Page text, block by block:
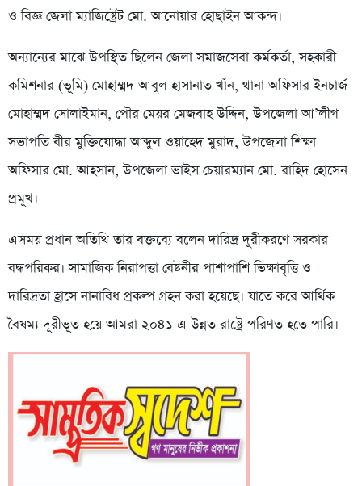
ও বিজ্ঞ জেলা ম্যাজিষ্ট্রেট মো. আনোয়ার হোছাইন আকন্দ।
অন্যান্যের মাঝে উপস্থিত ছিলেন জেলা সমাজসেবা কর্মকর্তা, সহকারী
কমিশনার (ভূমি) মোহাম্মদ আবুল হাসানাত খাঁন, থানা অফিসার ইনচার্জ
মোহাম্মদ সোলাইমান, পৌর মেয়র মেজবাহ উদ্দিন, উপজেলা আ’লীগ
সভাপতি বীর মুক্তিযোদ্ধা আব্দুল ওয়াহেদ মুরাদ, উপজেলা শিক্ষা
অফিসার মো. আহসান, উপজেলা ভাইস চেয়ারম্যান মো. রাহিদ হোসেন
প্রমূখ।
এসময় প্রধান অতিথি তার বক্তব্যে বলেন দারিদ্র দূরীকরণে সরকার
বদ্ধপরিকর। সামাজিক নিরাপত্তা বেষ্টনীর পাশাপাশি ভিক্ষাবৃত্তি ও
দারিদ্রতা হ্রাসে নানাবিধ প্রকল্প গ্রহন করা হয়েছে। যাতে করে আর্থিক
বৈষম্য দূরীভূত হয়ে আমরা ২০৪১ এ উন্নত রাষ্ট্রে পরিণত হতে পারি।